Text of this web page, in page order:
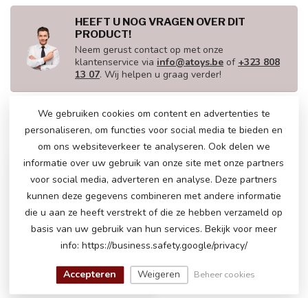
HEEFT U NOG VRAGEN OVER DIT
PRODUCT!
Neem gerust contact op met onze
klantenservice via info@atoys.be of +323 808
13 07. Wij helpen u graag verder!
RECENT BEKEKEN
We gebruiken cookies om content en advertenties te
personaliseren, om functies voor social media te bieden en
om ons websiteverkeer te analyseren. Ook delen we
informatie over uw gebruik van onze site met onze partners
voor social media, adverteren en analyse. Deze partners
kunnen deze gegevens combineren met andere informatie
die u aan ze heeft verstrekt of die ze hebben verzameld op
basis van uw gebruik van hun services. Bekijk voor meer
info: https://business.safety.google/privacy/
Accepteren Weigeren Beheer cookies